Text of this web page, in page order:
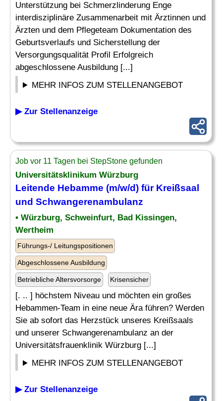
Unterstützung bei Schmerzlinderung Enge
interdisziplinäre Zusammenarbeit mit Ärztinnen und
Ärzten und dem Pflegeteam Dokumentation des
Geburtsverlaufs und Sicherstellung der
Versorgungsqualität Profil Erfolgreich
abgeschlossene Ausbildung [...]
MEHR INFOS ZUM STELLENANGEBOT
▶ Zur Stellenanzeige
Job vor 11 Tagen bei StepStone gefunden
Universitätsklinikum Würzburg
Leitende Hebamme (m/w/d) für Kreißsaal
und Schwangerenambulanz
• Würzburg, Schweinfurt, Bad Kissingen,
Wertheim
Führungs-/ Leitungspositionen
Abgeschlossene Ausbildung
Betriebliche Altersvorsorge Krisensicher
[. .. ] höchstem Niveau und möchten ein großes
Hebammen-Team in eine neue Ära führen? Werden
Sie ab sofort das Herzstück unseres Kreißsaals
und unserer Schwangerenambulanz an der
Universitätsfrauenklinik Würzburg [...]
MEHR INFOS ZUM STELLENANGEBOT
▶ Zur Stellenanzeige